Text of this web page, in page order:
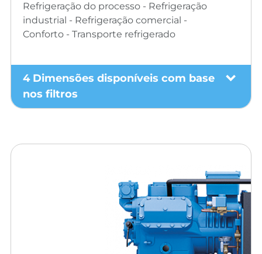
Refrigeração do processo - Refrigeração
industrial - Refrigeração comercial -
Conforto - Transporte refrigerado
4 Dimensões disponíveis com base
nos filtros